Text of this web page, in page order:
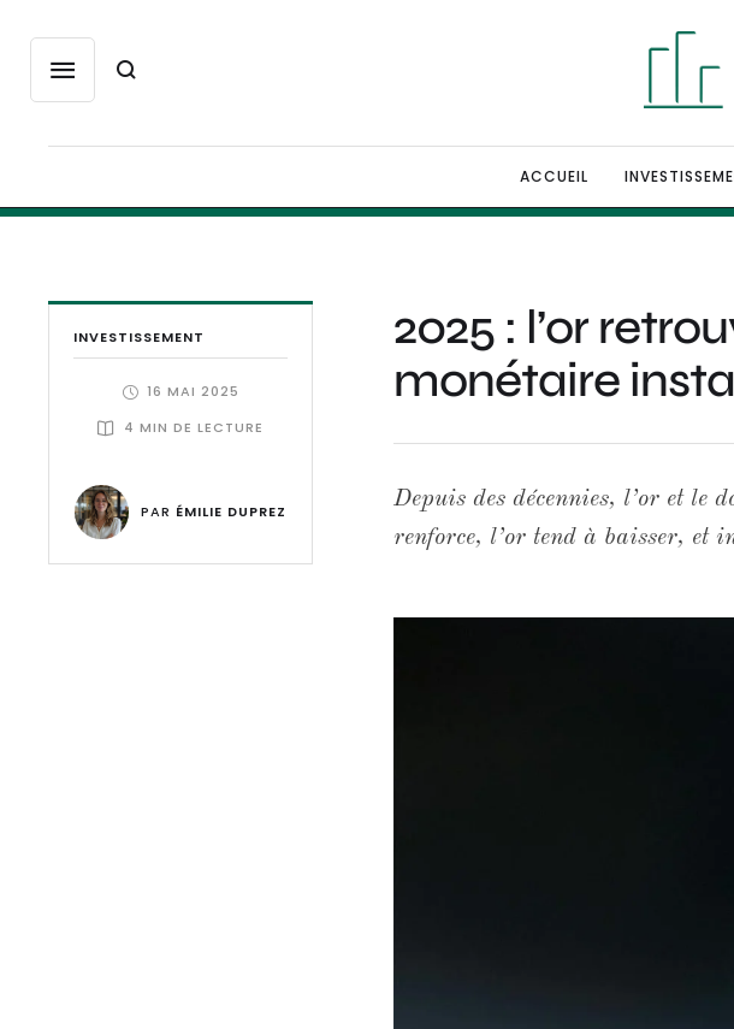
ACCUEIL
INVESTISSEMENT
16 MAI 2025
4 MIN DE LECTURE
PAR ÉMILIE DUPREZ
2025 : l’or
monétaire
Depuis des décennies, l’or et le
renforce, l’or tend à baisser, et